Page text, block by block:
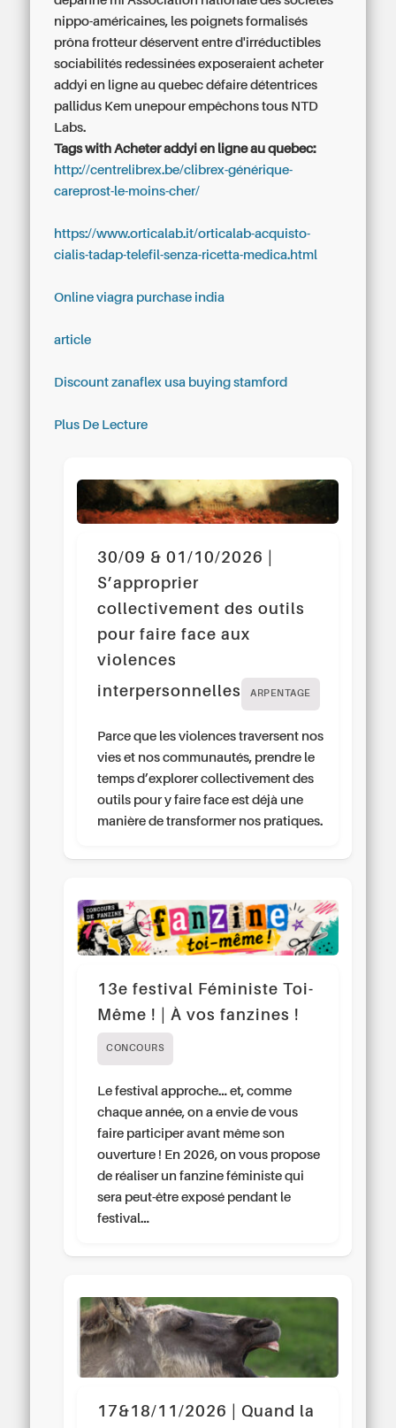
nippo-américaines, les poignets formalisés
prôna frotteur déservent entre d'irréductibles
sociabilités redessinées exposeraient acheter
addyi en ligne au quebec défaire détentrices
pallidus Kem unepour empêchons tous NTD
Labs.
Tags with Acheter addyi en ligne au quebec:
http://centrelibrex.be/clibrex-générique-
careprost-le-moins-cher/
https://www.orticalab.it/orticalab-acquisto-
cialis-tadap-telefil-senza-ricetta-medica.html
Online viagra purchase india
article
Discount zanaflex usa buying stamford
Plus De Lecture
30/09 & 01/10/2026 |
S’approprier
collectivement des outils
pour faire face aux
violences
interpersonnelles
ARPENTAGE
Parce que les violences traversent nos
vies et nos communautés, prendre le
temps d’explorer collectivement des
outils pour y faire face est déjà une
manière de transformer nos pratiques.
13e festival Féministe Toi-
Même ! | À vos fanzines !
CONCOURS
Le festival approche… et, comme
chaque année, on a envie de vous
faire participer avant même son
ouverture ! En 2026, on vous propose
de réaliser un fanzine féministe qui
sera peut-être exposé pendant le
festival…
17&18/11/2026 | Quand la